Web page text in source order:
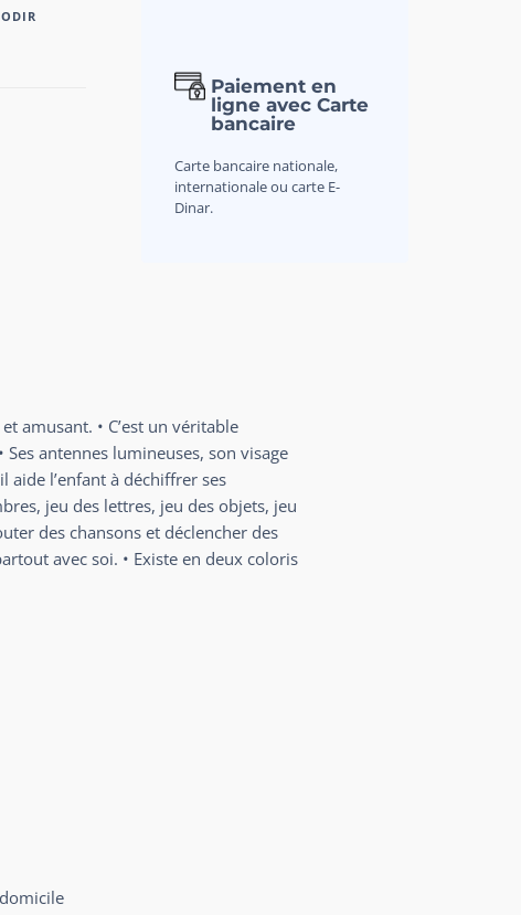
Paiement en
ligne avec Carte
bancaire
Carte bancaire nationale,
internationale ou carte E-
Dinar.
amusant. • C’est un véritable
antennes lumineuses, son visage
aide l’enfant à déchiffrer ses
jeu des lettres, jeu des objets, jeu
des chansons et déclencher des
avec soi. • Existe en deux coloris